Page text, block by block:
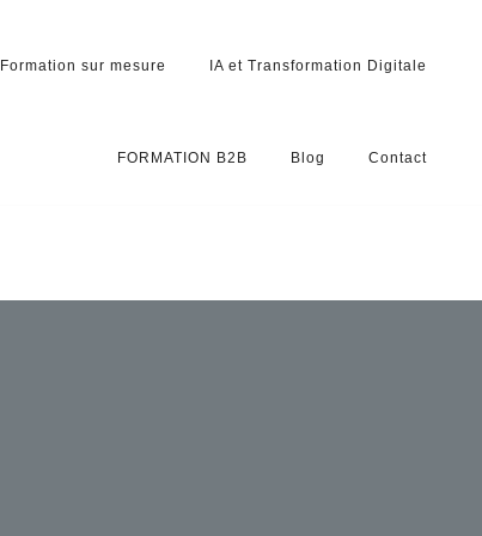
Formation sur mesure IA et Transformation Digitale
FORMATION B2B Blog Contact